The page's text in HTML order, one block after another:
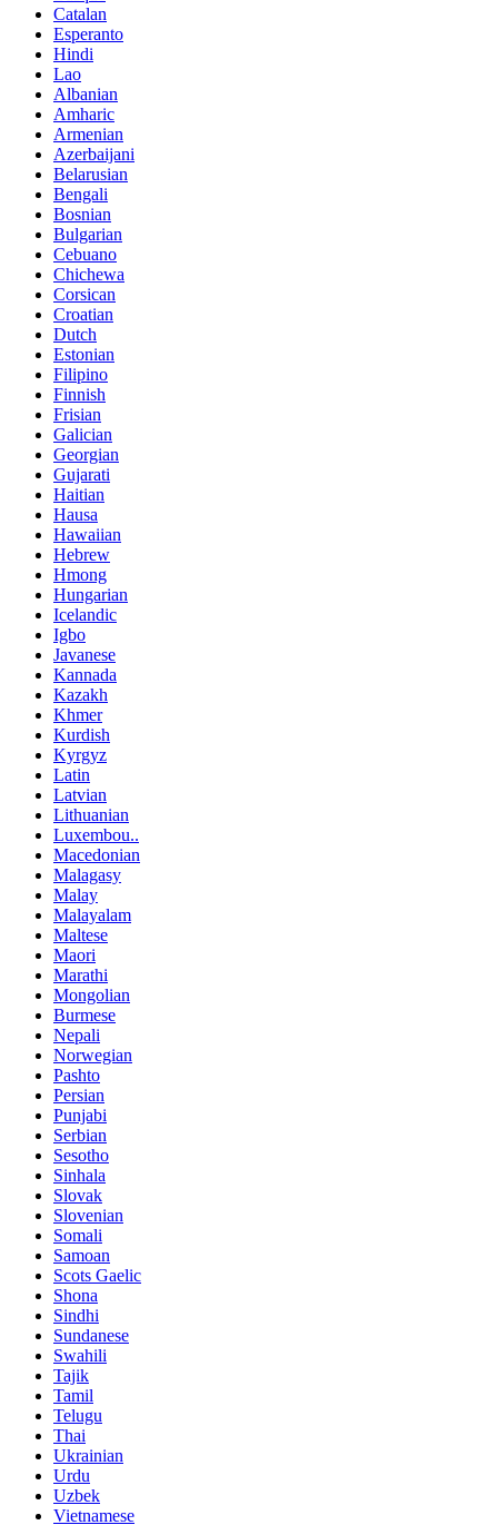
Catalan
Esperanto
Hindi
Lao
Albanian
Amharic
Armenian
Azerbaijani
Belarusian
Bengali
Bosnian
Bulgarian
Cebuano
Chichewa
Corsican
Croatian
Dutch
Estonian
Filipino
Finnish
Frisian
Galician
Georgian
Gujarati
Haitian
Hausa
Hawaiian
Hebrew
Hmong
Hungarian
Icelandic
Igbo
Javanese
Kannada
Kazakh
Khmer
Kurdish
Kyrgyz
Latin
Latvian
Lithuanian
Luxembou..
Macedonian
Malagasy
Malay
Malayalam
Maltese
Maori
Marathi
Mongolian
Burmese
Nepali
Norwegian
Pashto
Persian
Punjabi
Serbian
Sesotho
Sinhala
Slovak
Slovenian
Somali
Samoan
Scots Gaelic
Shona
Sindhi
Sundanese
Swahili
Tajik
Tamil
Telugu
Thai
Ukrainian
Urdu
Uzbek
Vietnamese